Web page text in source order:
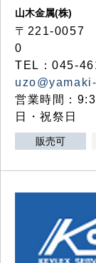
山木金属(株)
〒221-0057
0
TEL：045-
営業時間：
日・祝祭日
販売可